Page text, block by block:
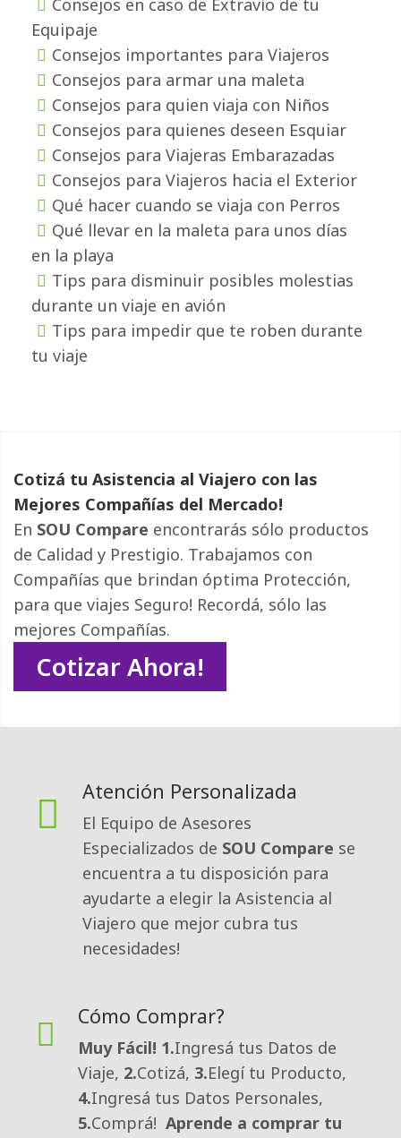
Equipaje
Consejos importantes para Viajeros
Consejos para armar una maleta
Consejos para quien viaja con Niños
Consejos para quienes deseen Esquiar
Consejos para Viajeras Embarazadas
Consejos para Viajeros hacia el Exterior
Qué hacer cuando se viaja con Perros
Qué llevar en la maleta para unos días
en la playa
Tips para disminuir posibles molestias
durante un viaje en avión
Tips para impedir que te roben durante
tu viaje
Cotizá tu Asistencia al Viajero con las
Mejores Compañías del Mercado!
En SOU Compare encontrarás sólo productos
de Calidad y Prestigio. Trabajamos con
Compañías que brindan óptima Protección,
para que viajes Seguro! Recordá, sólo las
mejores Compañías.
Cotizar Ahora!
Atención Personalizada
El Equipo de Asesores
Especializados de SOU Compare se
encuentra a tu disposición para
ayudarte a elegir la Asistencia al
Viajero que mejor cubra tus
necesidades!
Cómo Comprar?
Muy Fácil! 1.Ingresá tus Datos de
Viaje, 2.Cotizá, 3.Elegí tu Producto,
4.Ingresá tus Datos Personales,
5.Comprá! Aprende a comprar tu